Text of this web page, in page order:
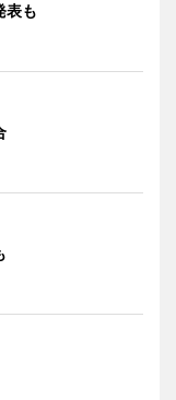
表も